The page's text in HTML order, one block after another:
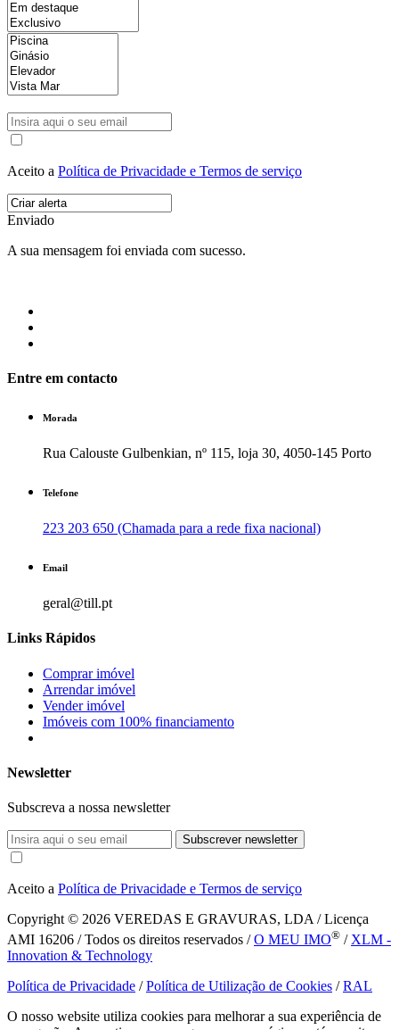
Aceito a Política de Privacidade e Termos de serviço
Enviado
A sua mensagem foi enviada com sucesso.
Entre em contacto
Morada
Rua Calouste Gulbenkian, nº 115, loja 30, 4050-145 Porto
Telefone
223 203 650 (Chamada para a rede fixa nacional)
Email
geral@till.pt
Links Rápidos
Comprar imóvel
Arrendar imóvel
Vender imóvel
Imóveis com 100% financiamento
Newsletter
Subscreva a nossa newsletter
Subscrever newsletter
Aceito a Política de Privacidade e Termos de serviço
Copyright © 2026 VEREDAS E GRAVURAS, LDA / Licença
AMI 16206 / Todos os direitos reservados /O MEU IMO® / XLM -
Innovation & Technology
Política de Privacidade /Política de Utilização de Cookies /RAL
O nosso website utiliza cookies para melhorar a sua experiência de